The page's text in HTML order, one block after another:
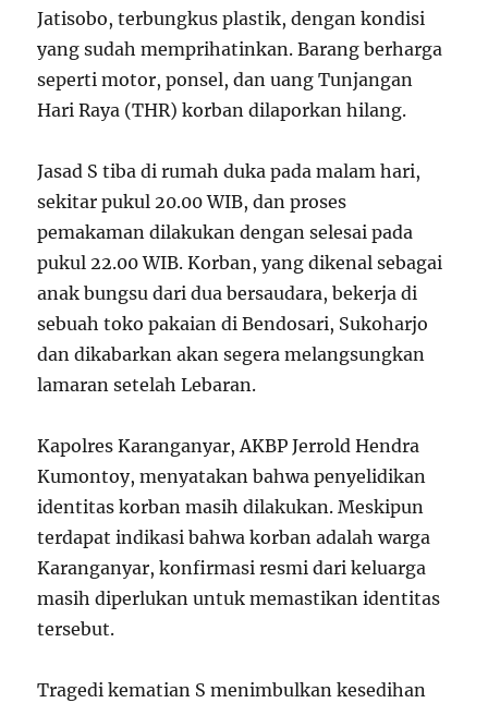
Jatisobo, terbungkus plastik, dengan kondisi
yang sudah memprihatinkan. Barang berharga
seperti motor, ponsel, dan uang Tunjangan
Hari Raya (THR) korban dilaporkan hilang.
Jasad S tiba di rumah duka pada malam hari,
sekitar pukul 20.00 WIB, dan proses
pemakaman dilakukan dengan selesai pada
pukul 22.00 WIB. Korban, yang dikenal sebagai
anak bungsu dari dua bersaudara, bekerja di
sebuah toko pakaian di Bendosari, Sukoharjo
dan dikabarkan akan segera melangsungkan
lamaran setelah Lebaran.
Kapolres Karanganyar, AKBP Jerrold Hendra
Kumontoy, menyatakan bahwa penyelidikan
identitas korban masih dilakukan. Meskipun
terdapat indikasi bahwa korban adalah warga
Karanganyar, konfirmasi resmi dari keluarga
masih diperlukan untuk memastikan identitas
tersebut.
Tragedi kematian S menimbulkan kesedihan